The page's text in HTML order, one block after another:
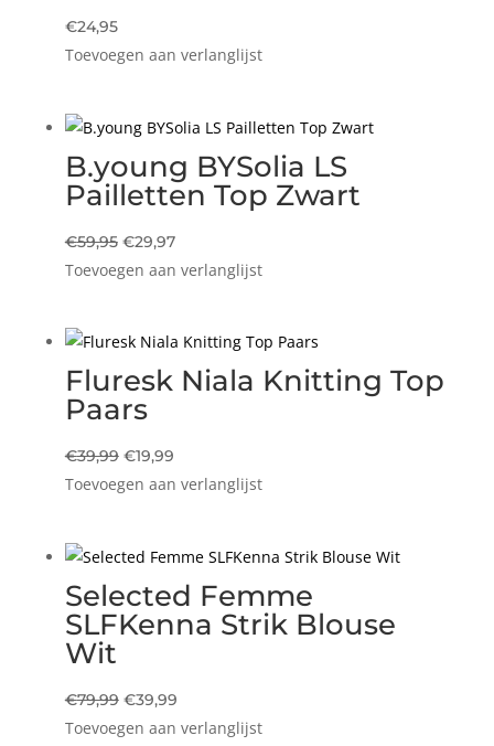
€24,95
Toevoegen aan verlanglijst
B.young BYSolia LS
Pailletten Top Zwart
€59,95 Oorspronkelijke
prijs
€29,97Huidige
prijs
Toevoegen aan verlanglijst
Fluresk Niala Knitting Top
Paars
€39,99 Oorspronkelijke
prijs
€19,99Huidige
prijs
Toevoegen aan verlanglijst
Selected Femme
SLFKenna Strik Blouse
Wit
€79,99 Oorspronkelijke
prijs
€39,99Huidige
prijs
Toevoegen aan verlanglijst